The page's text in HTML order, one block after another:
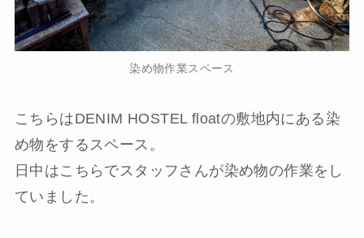
染め物作業スペース
こちらはDENIM HOSTEL floatの敷地内にある染
め物をするスペース。
日中はこちらでスタッフさんが染め物の作業をし
ていました。